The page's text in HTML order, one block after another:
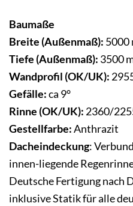
Baumaße
Breite (Außenmaß): 5000
Tiefe (Außenmaß): 3500
Wandprofil (OK/UK):
Gefälle:ca 9°
Rinne (OK/UK): 2360/
Gestellfarbe:Anthrazit
Dacheindeckung:
innen-liegende
Deutsche Fertigung nach
inklusive Statik für alle